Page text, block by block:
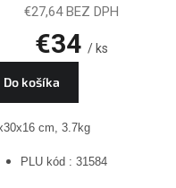
PLU
€27,64 BEZ DPH
€34 / ks
Do košíka
cm, 3.7kg
PLU kód : 31584